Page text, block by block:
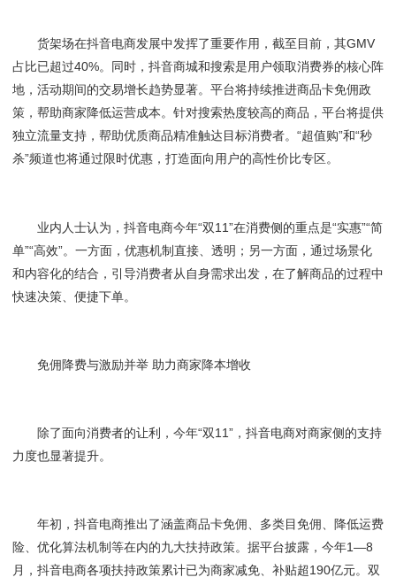
货架场在抖音电商发展中发挥了重要作用，截至目前，其GMV
占比已超过40%。同时，抖音商城和搜索是用户领取消费券的核心阵
地，活动期间的交易增长趋势显著。平台将持续推进商品卡免佣政
策，帮助商家降低运营成本。针对搜索热度较高的商品，平台将提供
独立流量支持，帮助优质商品精准触达目标消费者。“超值购”和“秒
杀”频道也将通过限时优惠，打造面向用户的高性价比专区。
业内人士认为，抖音电商今年“双11”在消费侧的重点是“实惠”“简
单”“高效”。一方面，优惠机制直接、透明；另一方面，通过场景化
和内容化的结合，引导消费者从自身需求出发，在了解商品的过程中
快速决策、便捷下单。
免佣降费与激励并举 助力商家降本增收
除了面向消费者的让利，今年“双11”，抖音电商对商家侧的支持
力度也显著提升。
年初，抖音电商推出了涵盖商品卡免佣、多类目免佣、降低运费
险、优化算法机制等在内的九大扶持政策。据平台披露，今年1—8
月，抖音电商各项扶持政策累计已为商家减免、补贴超190亿元。双